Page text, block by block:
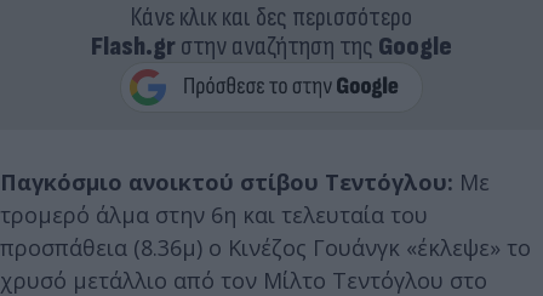
Κάνε κλικ και δες περισσότερο
Flash.grστην αναζήτηση της Google
Παγκόσμιο ανοικτού στίβου Τεντόγλου: Με
τρομερό άλμα στην 6η και τελευταία του
προσπάθεια (8.36μ) ο Κινέζος Γουάνγκ «έκλεψε» το
χρυσό μετάλλιο από τον Μίλτο Τεντόγλου στο